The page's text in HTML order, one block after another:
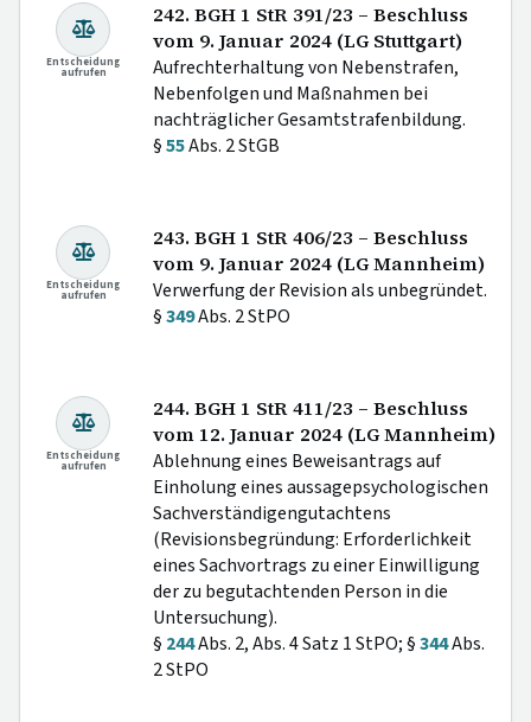
Entscheidung
aufrufen
242. BGH 1 StR 391/23 – Beschluss
vom 9. Januar 2024 (LG Stuttgart)
Aufrechterhaltung von Nebenstrafen,
Nebenfolgen und Maßnahmen bei
nachträglicher Gesamtstrafenbildung.
§55Abs. 2 StGB
Entscheidung
aufrufen
243. BGH 1 StR 406/23 – Beschluss
vom 9. Januar 2024 (LG Mannheim)
Verwerfung der Revision als unbegründet.
§349Abs. 2 StPO
Entscheidung
aufrufen
244. BGH 1 StR 411/23 – Beschluss
vom 12. Januar 2024 (LG Mannheim)
Ablehnung eines Beweisantrags auf
Einholung eines aussagepsychologischen
Sachverständigengutachtens
(Revisionsbegründung: Erforderlichkeit
eines Sachvortrags zu einer Einwilligung
der zu begutachtenden Person in die
Untersuchung).
§ 244Abs. 2, Abs. 4 Satz 1 StPO; §344Abs.
2 StPO